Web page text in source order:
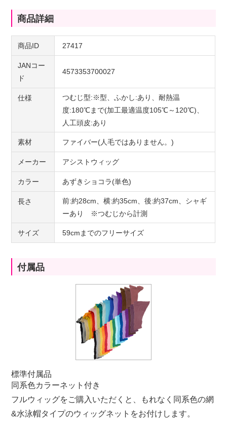
商品詳細
商品ID 27417
JANコー
ド
4573353700027
仕様
つむじ型:※型、ふかし:あり、耐熱温
度:180℃まで(加工最適温度105℃～120℃)、
人工頭皮:あり
素材 ファイバー(人毛ではありません。)
メーカー アシストウィッグ
カラー あずきショコラ(単色)
長さ
前:約28cm、横:約35cm、後:約37cm、シャギ
ーあり ※つむじから計測
サイズ 59cmまでのフリーサイズ
付属品
標準付属品
同系色カラーネット付き
フルウィッグをご購入いただくと、もれなく同系色の網
&水泳帽タイプのウィッグネットをお付けします。